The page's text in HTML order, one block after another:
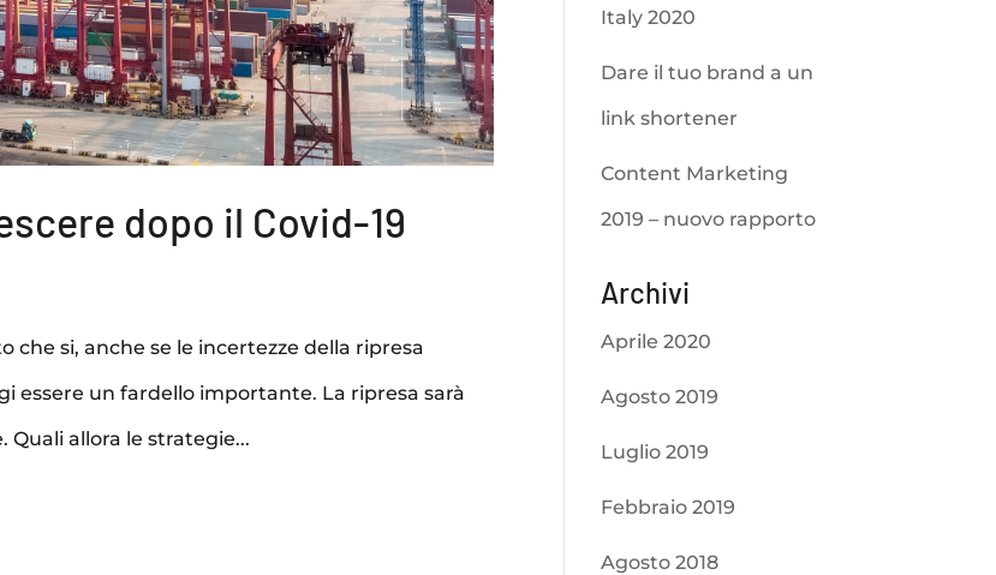
dopo il Covid-19
che si, anche se le incertezze della ripresa
essere un fardello importante. La ripresa sarà
Quali allora le strategie...
Italy 2020
Dare il tuo brand a un
link shortener
Content Marketing
2019 – nuovo rapporto
Archivi
Aprile 2020
Agosto 2019
Luglio 2019
Febbraio 2019
Agosto 2018